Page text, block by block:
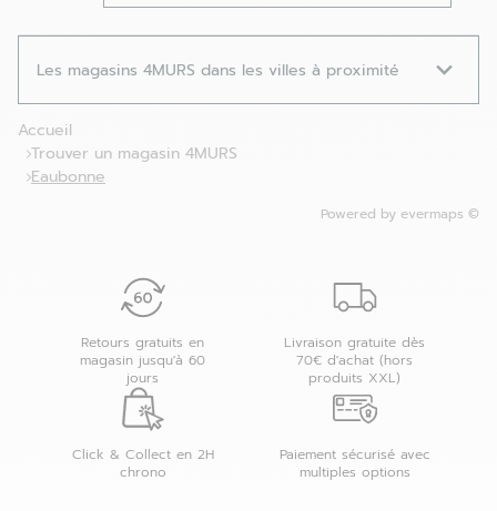
Les magasins 4MURS dans les villes à proximité
Accueil
Trouver un magasin 4MURS
Eaubonne
Powered by evermaps ©
Retours gratuits en
magasin jusqu'à 60
jours
Livraison gratuite dès
70€ d'achat (hors
produits XXL)
Click & Collect en 2H
chrono
Paiement sécurisé avec
multiples options